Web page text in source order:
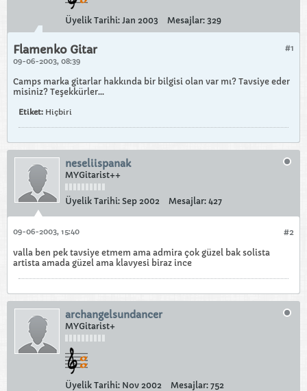
Üyelik Tarihi: Jan 2003 Mesajlar: 329
#1
Flamenko Gitar
09-06-2003, 08:39
Camps marka gitarlar hakkında bir bilgisi olan var mı? Tavsiye eder
misiniz? Teşekkürler...
Etiket: Hiçbiri
neseliispanak
MYGitarist++
Üyelik Tarihi: Sep 2002 Mesajlar: 427
#2
09-06-2003, 15:40
valla ben pek tavsiye etmem ama admira çok güzel bak solista
artista amada güzel ama klavyesi biraz ince
archangelsundancer
MYGitarist+
Üyelik Tarihi: Nov 2002 Mesajlar: 752